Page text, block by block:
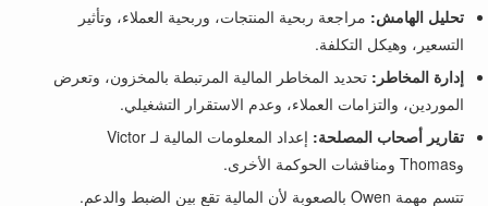
تحليل الهامش: مراجعة ربحية المنتجات، وربحية العملاء، وتأثير
التسعير، وهيكل التكلفة.
إدارة المخاطر: تحديد المخاطر المالية المرتبطة بالمخزون، وتعرض
الموردين، والتزامات العملاء، وعدم الاستقرار التشغيلي.
تقارير أصحاب المصلحة:
إعداد المعلومات المالية لـ Victor
وThomas ومناقشات الحوكمة الأخرى.
تتسم مهمة Owen بالصعوبة لأن المالية تقع بين الضبط والدعم.